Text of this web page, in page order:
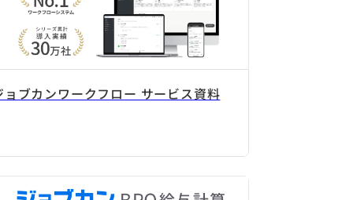
ョブカンワークフロー サービス資料